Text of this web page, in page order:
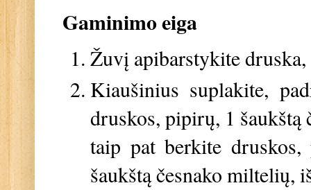
Gaminimo eiga
Žuvį apibarstykite
Kiaušinius suplakite,
druskos, pipirų, 1
taip pat berkite
šaukštą česnako miltelių,